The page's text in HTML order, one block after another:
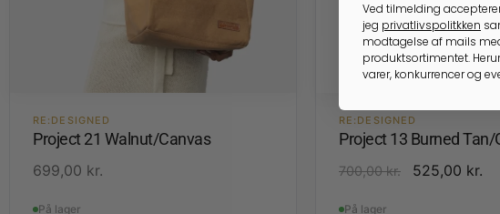
RE:DESIGNED
Project 21 Walnut/Canvas
699,00 kr.
På lager
RE:DESIGNED
Project 13 Burned Tan/
700,00kr. 525,00 kr.
På lager
Ved tilmelding
jeg privatlivspolitkken
modtagelse af mails
produktsortimentet.
varer, konkurrencer og